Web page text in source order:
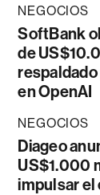
NEGOCIOS
SoftBank
de
en OpenAI
NEGOCIOS
Diageo
US$1.000
impulsar